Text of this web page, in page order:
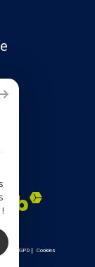
|
RGPD Cookies